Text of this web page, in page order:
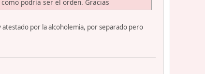
podría ser el orden. Gracias
atestado por la alcoholemia, por separado pero